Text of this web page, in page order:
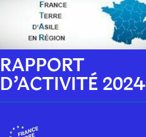
RAPPORT
D’ACTIVITÉ 2024